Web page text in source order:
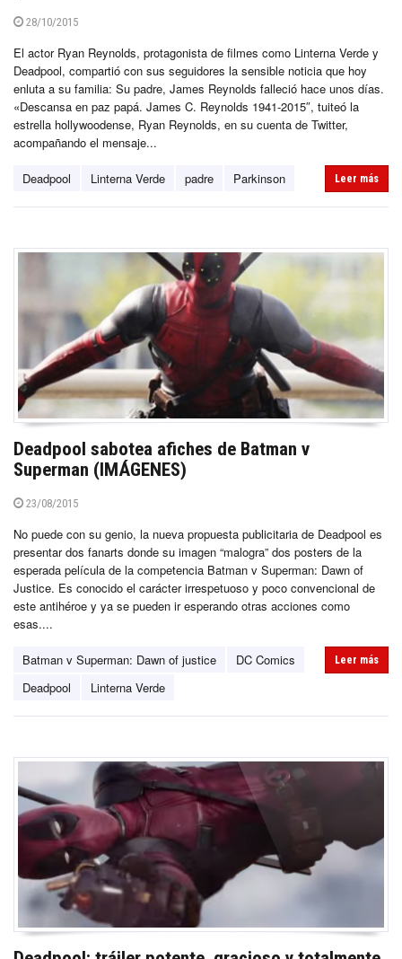
28/10/2015
El actor Ryan Reynolds, protagonista de filmes como Linterna Verde y
Deadpool, compartió con sus seguidores la sensible noticia que hoy
enluta a su familia: Su padre, James Reynolds falleció hace unos días.
«Descansa en paz papá. James C. Reynolds 1941-2015″, tuiteó la
estrella hollywoodense, Ryan Reynolds, en su cuenta de Twitter,
acompañando el mensaje...
Deadpool Linterna Verde padre Parkinson Leer más
Deadpool sabotea afiches de Batman v
Superman (IMÁGENES)
23/08/2015
No puede con su genio, la nueva propuesta publicitaria de Deadpool es
presentar dos fanarts donde su imagen “malogra” dos posters de la
esperada película de la competencia Batman v Superman: Dawn of
Justice. Es conocido el carácter irrespetuoso y poco convencional de
este antihéroe y ya se pueden ir esperando otras acciones como
esas....
Batman v Superman: Dawn of justice
DC Comics
Deadpool
Linterna Verde
Leer más